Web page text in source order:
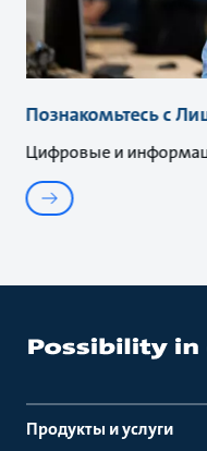
Познакомьтесь с
Цифровые и
Продукты и услуги